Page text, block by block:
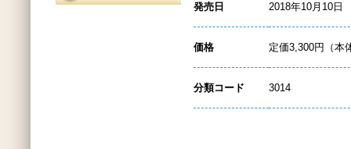
発売日 2018年10月10日
価格 定価3,300円（本
分類コード 3014